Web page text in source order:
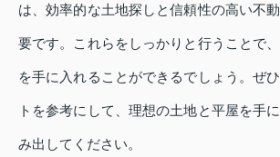
は、効率的な土地探しと信頼性の高い不
要です。これらをしっかりと行うことで
を手に入れることができるでしょう。ぜ
トを参考にして、理想の土地と平屋を手
み出してください。